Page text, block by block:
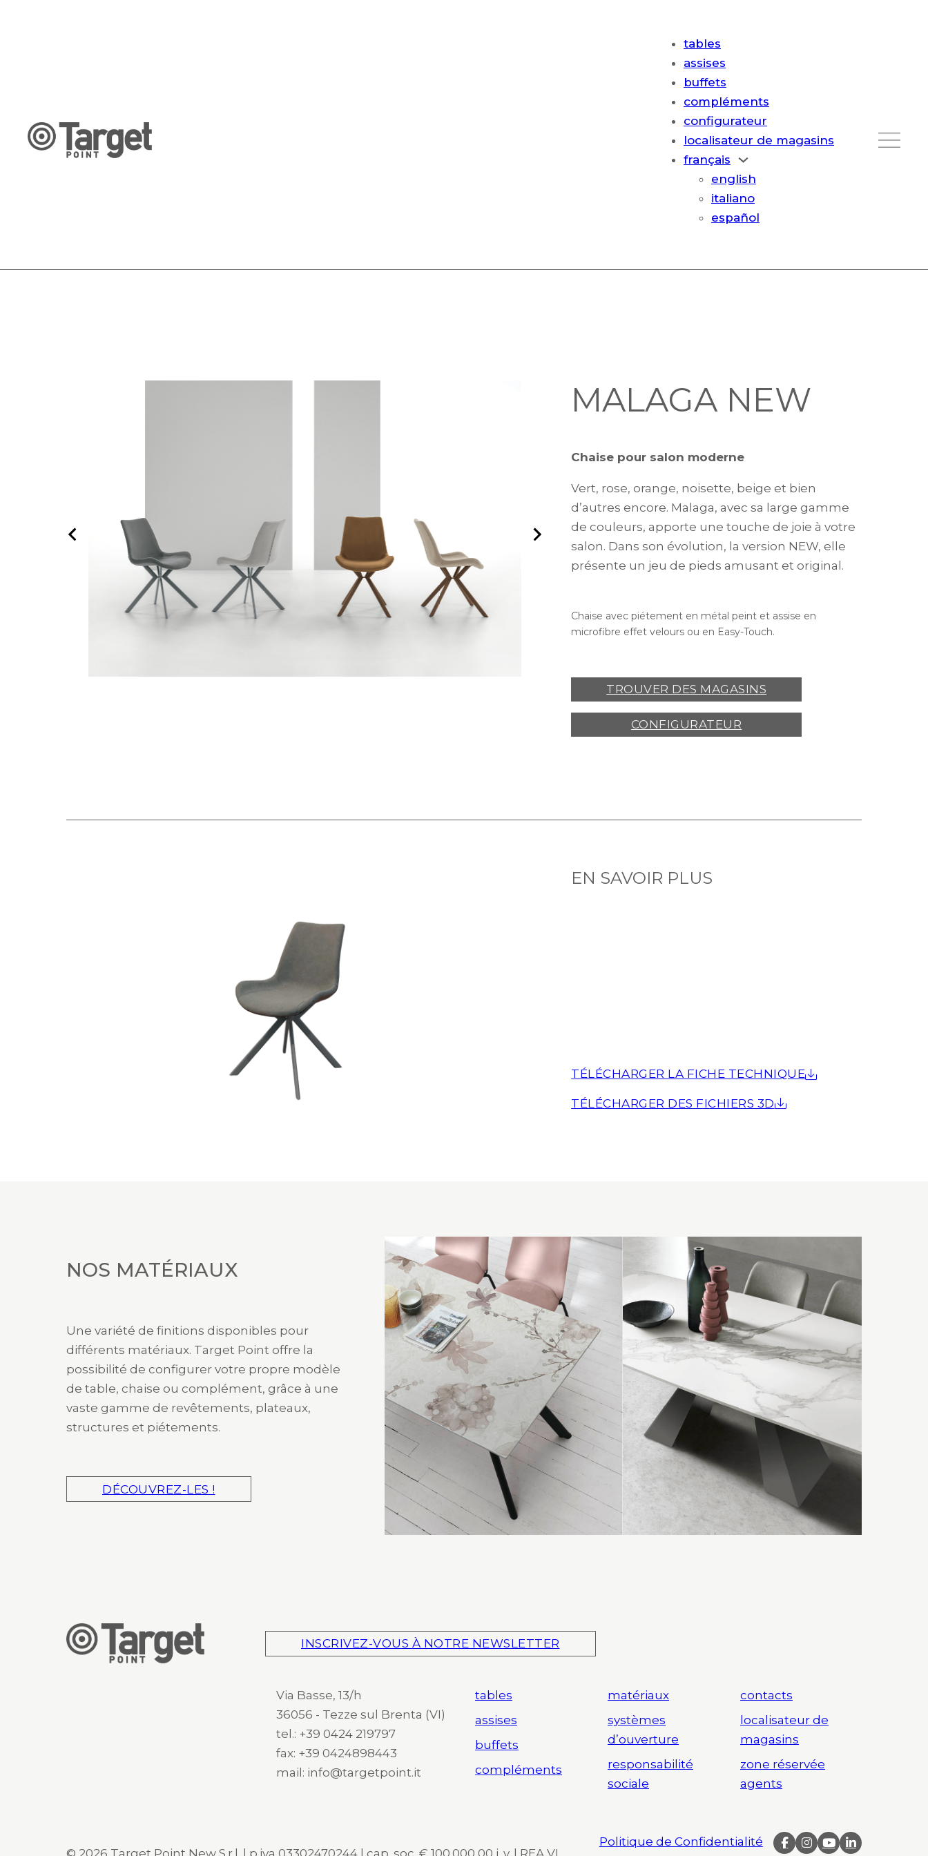
tables
assises
buffets
compléments
configurateur
localisateur de magasins
français
english
italiano
español
MALAGA NEW
Chaise pour salon moderne
Vert, rose, orange, noisette, beige et bien
d’autres encore. Malaga, avec sa large gamme
de couleurs, apporte une touche de joie à votre
salon. Dans son évolution, la version NEW, elle
présente un jeu de pieds amusant et original.
Chaise avec piétement en métal peint et assise en
microfibre effet velours ou en Easy-Touch.
TROUVER DES MAGASINS
CONFIGURATEUR
EN SAVOIR PLUS
TÉLÉCHARGER LA FICHE TECHNIQUE
TÉLÉCHARGER DES FICHIERS 3D
NOS MATÉRIAUX
Une variété de finitions disponibles pour
différents matériaux. Target Point offre la
possibilité de configurer votre propre modèle
de table, chaise ou complément, grâce à une
vaste gamme de revêtements, plateaux,
structures et piétements.
DÉCOUVREZ-LES !
INSCRIVEZ-VOUS À NOTRE NEWSLETTER
Via Basse, 13/h
36056 - Tezze sul Brenta (VI)
tel.: +39 0424 219797
fax: +39 0424898443
mail: info@targetpoint.it
tables
assises
buffets
compléments
matériaux
systèmes
d’ouverture
responsabilité
sociale
contacts
localisateur de
magasins
zone réservée
agents
Politique de Confidentialité